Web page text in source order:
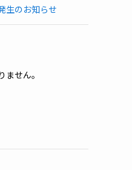
生のお知らせ
せん。